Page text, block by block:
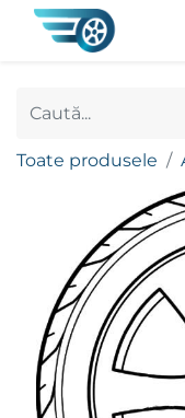
Toate produsele